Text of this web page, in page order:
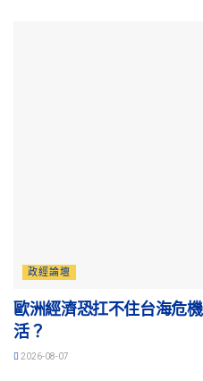
政經論壇
歐洲經濟恐扛不住台海危
活？
2026-08-07